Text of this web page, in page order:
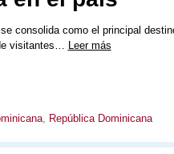
consolida como el principal
visitantes… Leer más
, República Dominicana